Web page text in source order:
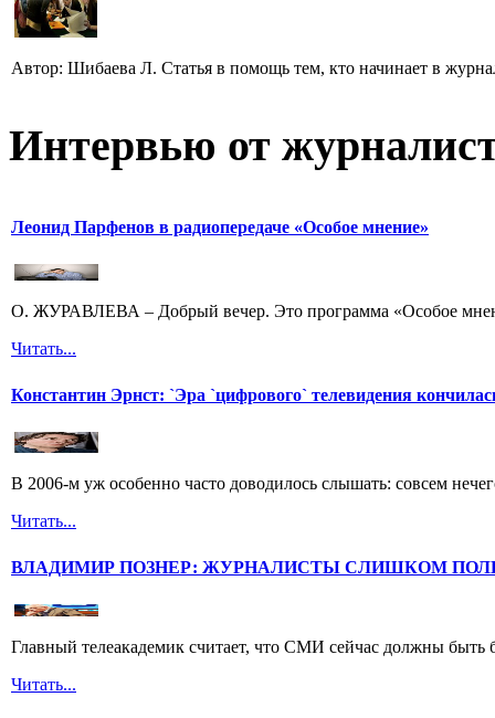
Автор: Шибаева Л. Статья в помощь тем, кто начинает в
Интервью от
Леонид Парфенов в радиопередаче «Особое мнение»
О. ЖУРАВЛЕВА – Добрый вечер. Это программа «Особое
Читать...
Константин Эрнст: `Эра `цифрового` телевидения
В 2006-м уж особенно часто доводилось слышать: совсем
Читать...
ВЛАДИМИР ПОЗНЕР: ЖУРНАЛИСТЫ СЛИШКОМ
Главный телеакадемик считает, что СМИ сейчас должны быть
Читать...